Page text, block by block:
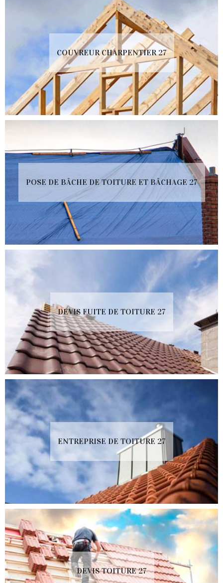
COUVREUR CHARPENTIER 27
POSE DE BÂCHE DE TOITURE ET BÂCHAGE 27
DEVIS FUITE DE TOITURE 27
ENTREPRISE DE TOITURE 27
DEVIS TOITURE 27